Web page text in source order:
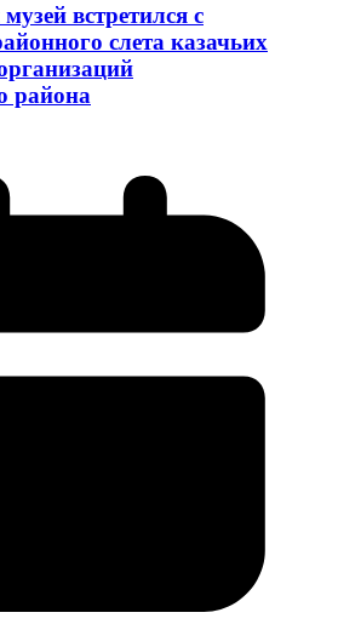
встретился с
слета казачьих
района